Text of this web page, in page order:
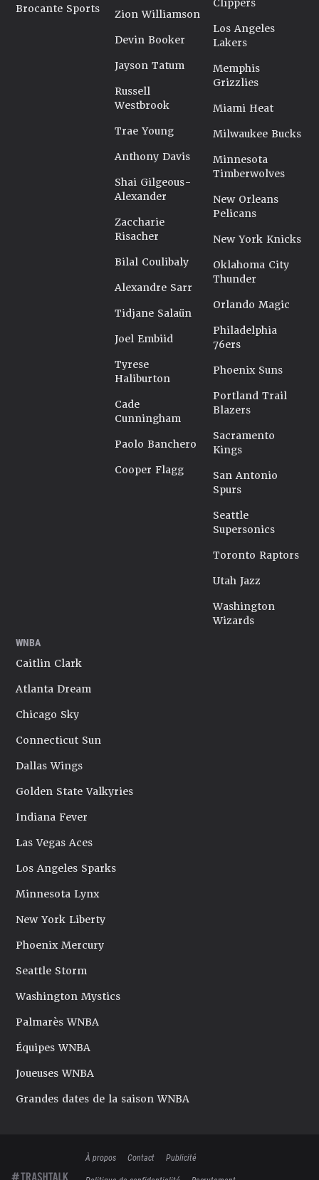
Brocante Sports
Zion Williamson
Devin Booker
Jayson Tatum
Russell
Westbrook
Trae Young
Anthony Davis
Shai Gilgeous-
Alexander
Zaccharie
Risacher
Bilal Coulibaly
Alexandre Sarr
Tidjane Salaün
Joel Embiid
Tyrese
Haliburton
Cade
Cunningham
Paolo Banchero
Cooper Flagg
Clippers
Los Angeles
Lakers
Memphis
Grizzlies
Miami Heat
Milwaukee Bucks
Minnesota
Timberwolves
New Orleans
Pelicans
New York Knicks
Oklahoma City
Thunder
Orlando Magic
Philadelphia
76ers
Phoenix Suns
Portland Trail
Blazers
Sacramento
Kings
San Antonio
Spurs
Seattle
Supersonics
Toronto Raptors
Utah Jazz
Washington
Wizards
WNBA
Caitlin Clark
Atlanta Dream
Chicago Sky
Connecticut Sun
Dallas Wings
Golden State Valkyries
Indiana Fever
Las Vegas Aces
Los Angeles Sparks
Minnesota Lynx
New York Liberty
Phoenix Mercury
Seattle Storm
Washington Mystics
Palmarès WNBA
Équipes WNBA
Joueuses WNBA
Grandes dates de la saison WNBA
À propos Contact
Publicité